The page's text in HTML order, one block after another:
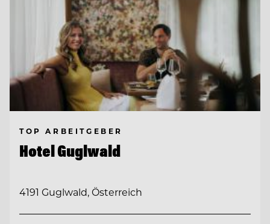
TOP ARBEITGEBER
Hotel Guglwald
4191 Guglwald, Österreich